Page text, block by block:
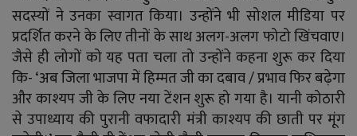
सदस्यों ने उनका स्वागत किया। उन्होंने भी सोशल मीडिया पर
प्रदर्शित करने के लिए तीनों के साथ अलग-अलग फोटो खिंचवाए।
जैसे ही लोगों को यह पता चला तो उन्होंने कहना शुरू कर दिया
कि- ‘अब जिला भाजपा में हिम्मत जी का दबाव / प्रभाव फिर बढ़ेगा
और काश्यप जी के लिए नया टेंशन शुरू हो गया है। यानी कोठारी
से उपाध्याय की पुरानी वफादारी मंत्री काश्यप की छाती पर मूंग